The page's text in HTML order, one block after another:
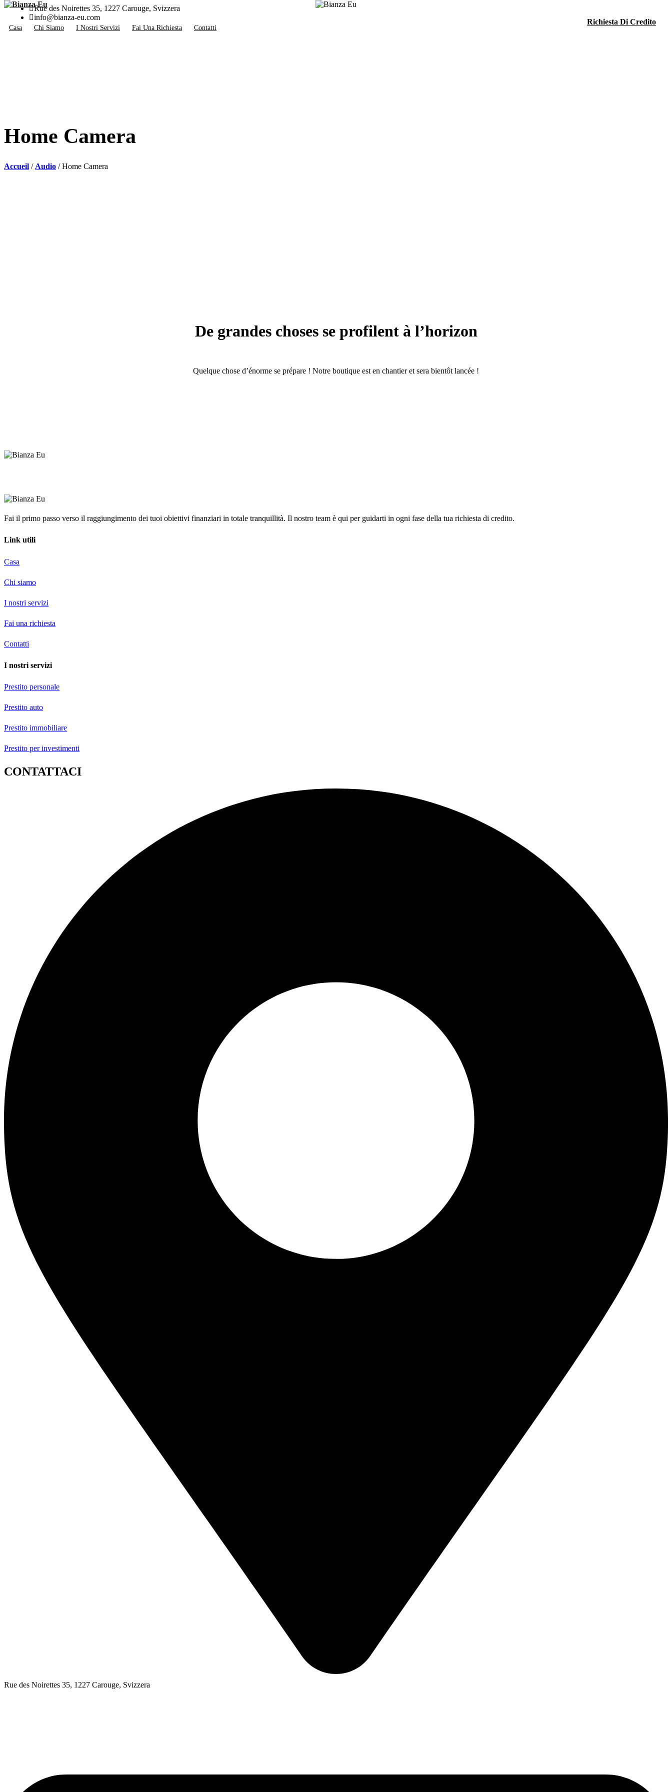
Rue des Noirettes 35, 1227 Carouge, Svizzera
info@bianza-eu.com
Casa Chi Siamo I Nostri Servizi Fai Una Richiesta Contatti
Richiesta Di Credito
Home Camera
Accueil / Audio / Home Camera
De grandes choses se profilent à l’horizon
Quelque chose d’énorme se prépare ! Notre boutique est en chantier et sera bientôt lancée !
Fai il primo passo verso il raggiungimento dei tuoi obiettivi finanziari in totale tranquillità. Il nostro team è qui per guidarti in ogni fase della tua richiesta di credito.
Link utili
Casa
Chi siamo
I nostri servizi
Fai una richiesta
Contatti
I nostri servizi
Prestito personale
Prestito auto
Prestito immobiliare
Prestito per investimenti
CONTATTACI
Rue des Noirettes 35, 1227 Carouge, Svizzera